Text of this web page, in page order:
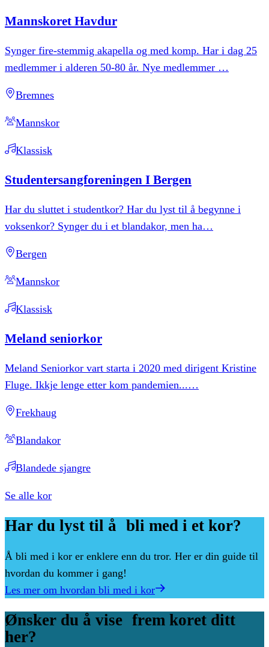
Mannskoret Havdur
Synger fire-stemmig akapella og med komp. Har i dag 25
medlemmer i alderen 50-80 år. Nye medlemmer …
Bremnes
Mannskor
Klassisk
Studentersangforeningen I Bergen
Har du sluttet i studentkor? Har du lyst til å begynne i
voksenkor? Synger du i et blandakor, men ha…
Bergen
Mannskor
Klassisk
Meland seniorkor
Meland Seniorkor vart starta i 2020 med dirigent Kristine
Fluge. Ikkje lenge etter kom pandemien...…
Frekhaug
Blandakor
Blandede sjangre
Se alle kor
Har du lyst til å bli med i et kor?
Å bli med i kor er enklere enn du tror. Her er din guide til
hvordan du kommer i gang!
Les mer om hvordan bli med i kor
Ønsker du å vise frem koret ditt
her?